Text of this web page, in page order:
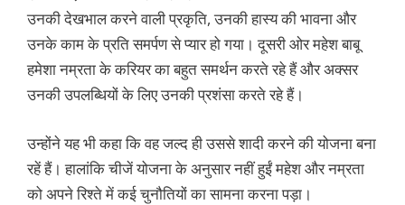
उनकी देखभाल करने वाली प्रकृति, उनकी हास्य की भावना और
उनके काम के प्रति समर्पण से प्यार हो गया। दूसरी ओर महेश बाबू
हमेशा नम्रता के करियर का बहुत समर्थन करते रहे हैं और अक्सर
उनकी उपलब्धियों के लिए उनकी प्रशंसा करते रहे हैं।
उन्होंने यह भी कहा कि वह जल्द ही उससे शादी करने की योजना बना
रहें हैं। हालांकि चीजें योजना के अनुसार नहीं हुईं महेश और नम्रता
को अपने रिश्ते में कई चुनौतियों का सामना करना पड़ा।